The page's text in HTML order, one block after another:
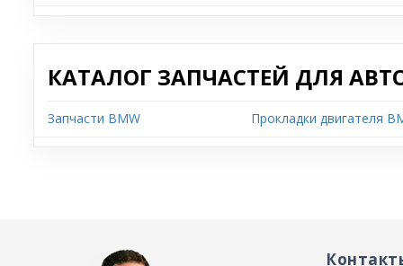
КАТАЛОГ ЗАПЧАСТЕЙ ДЛЯ
Запчасти BMW Прокладки двигателя